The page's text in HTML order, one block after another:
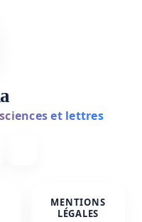
et lettres
MENTIONS
LÉGALES